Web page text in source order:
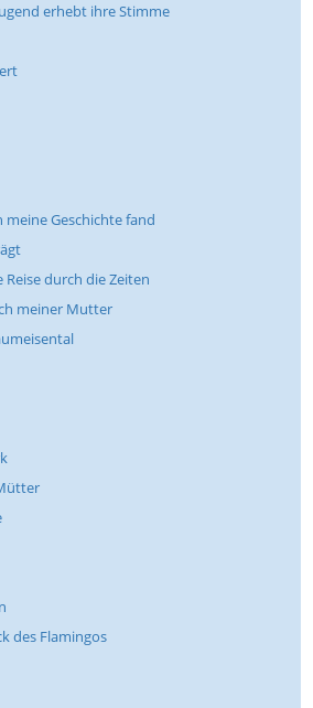
erhebt ihre Stimme
meine Geschichte fand
Reise durch die Zeiten
meiner Mutter
des Flamingos